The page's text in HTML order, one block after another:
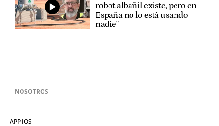
robot albañil existe, pero en
España no lo está usando
nadie"
NOSOTROS
APP IOS